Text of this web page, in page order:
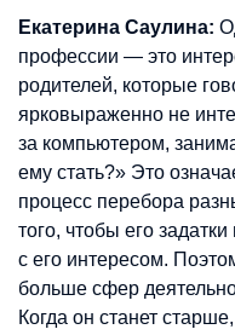
Екатерина Саулина:
профессии — это
родителей, которые
ярковыраженно не
за компьютером,
ему стать?» Это
процесс перебора
того, чтобы его
с его интересом.
больше сфер
Когда он станет